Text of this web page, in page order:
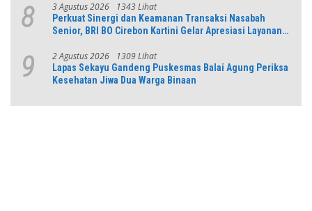
8 3 Agustus 2026 1343 Lihat
Perkuat Sinergi dan Keamanan Transaksi Nasabah
Senior, BRI BO Cirebon Kartini Gelar Apresiasi Layanan
9 2 Agustus 2026 1309 Lihat
Lapas Sekayu Gandeng Puskesmas Balai Agung Periksa
Kesehatan Jiwa Dua Warga Binaan